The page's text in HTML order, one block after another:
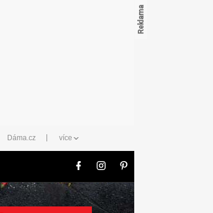
Dáma.cz více